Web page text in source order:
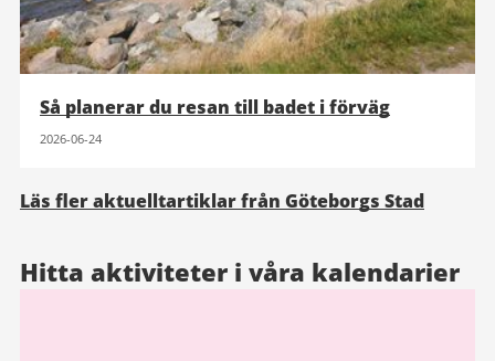
Så planerar du resan till badet i förväg
2026-06-24
Läs fler aktuelltartiklar från Göteborgs Stad
Hitta aktiviteter i våra kalendarier